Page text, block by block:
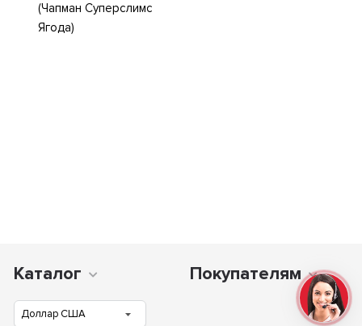
(Чапман Суперслимс
Ягода)
Каталог Покупателям